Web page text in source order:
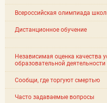
Всероссийская олимпиада
Дистанционное обучение
Независимая оценка качества
образовательной деятельности
Сообщи, где торгуют смертью
Часто задаваемые вопросы